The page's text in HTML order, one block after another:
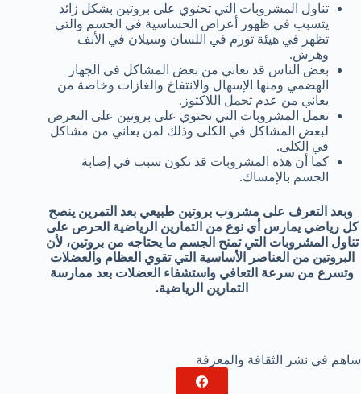
تناول المشروبات التي تحتوي على بروتين بشكل زائد
يتسبب في ظهور أعراض الحساسية في الجسم والتي
تظهر في هيئة تورم في اللسان وسيلان في الأنف
وهرش.
بعض الناس قد تعاني من بعض المشاكل في الجهاز
الهضمي ومنها الإسهال والانتفاخ والغازات وخاصة من
يعاني من عدم تحمل اللاكتوز.
تعمل المشروبات التي تحتوي على بروتين على التعرض
لبعض المشاكل في الكلى وذلك لمن يعاني من مشاكل
في الكلى.
كما أن هذه المشروبات قد تكون سبب في إصابة
الجسم بالإمساك.
وبعد التعرف على مشروب بروتين طبيعي بعد التمرين ينصح
كل رياضي يمارس أي نوع من التمارين الرياضية الحرص على
تناول المشروبات التي تمنح الجسم ما يحتاجه من بروتين، لأن
البروتين من العناصر الأساسية التي تقوي العظام والعضلات
وتسرع من سرعة التعافي واستشفاء العضلات بعد ممارسة
التمارين الرياضية.
ساهم في نشر الثقافة والمعرفة